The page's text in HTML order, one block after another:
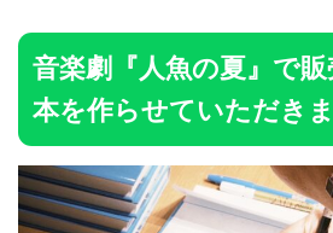
音楽劇『人魚の夏』で
本を作らせていただき